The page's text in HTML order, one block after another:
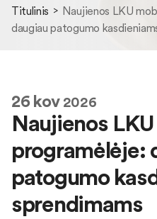
Titulinis
Naujienos LKU
daugiau patogumo
26kov2026
Naujienos
programėlėje:
patogumo
sprendimams